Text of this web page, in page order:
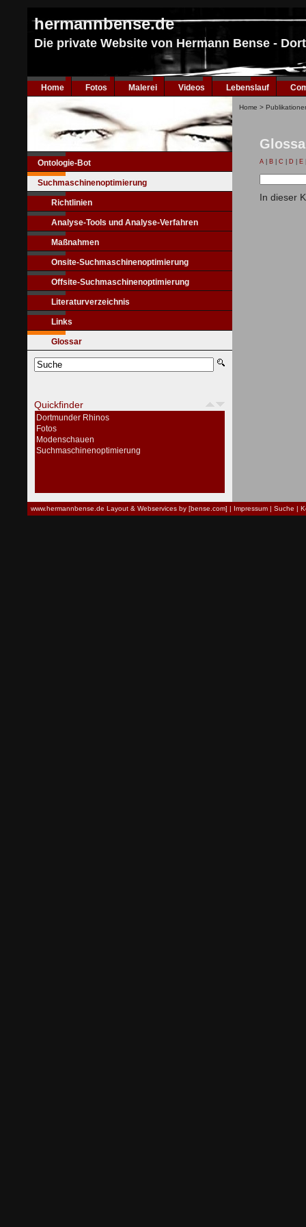
hermannbense.de
Die private Website von Hermann Bense -
Home Fotos Malerei Videos Lebenslauf
Ontologie-Bot
Suchmaschinenoptimierung
Richtlinien
Analyse-Tools und Analyse-Verfahren
Maßnahmen
Onsite-Suchmaschinenoptimierung
Offsite-Suchmaschinenoptimierung
Literaturverzeichnis
Links
Glossar
Quickfinder
Dortmunder Rhinos
Fotos
Modenschauen
Suchmaschinenoptimierung
Home >
A B C D E
In dieser
www.hermannbense.de Layout & Webservices by [bense.com] | Impressum | Suche |